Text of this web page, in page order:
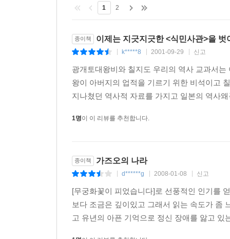
그러나 여러분, 이런 질문만큼 어리석은 짓도 없
물려주지 않았어. 이게 위대하지 않으면 뭐가 위
말이야? 이보다 더한 인간승리가 어디에 있냔
국과 때로는 맞서고 때로는 눈치봐 가면서 지금
이제부터는 여러분들 몫이야 조상이, 여러분들
보호도 해서 여러분의 후대에게 더욱 나은 사회를
" 부탁이 있습니다. "
1 2
종이책 이제는 지긋지긋한 <식민사관>을 벗
k*****8 2001-09-29 신고
광개토대왕비와 칠지도 우리의 역사 교과서
왕이 아버지의 업적을 기르기 위한 비석이고
지나쳤던 역사적 자료를 가지고 일본의 역사
1명이 이 리뷰를 추천합니다.
종이책 가즈오의 나라
d******g 2008-01-08 신고
[무궁화꽃이 피었습니다]로 선풍적인 인기를
보다 조금은 깊이있고 그래서 읽는 속도가 좀
고 유년의 아픈 기억으로 정신 장애를 앓고